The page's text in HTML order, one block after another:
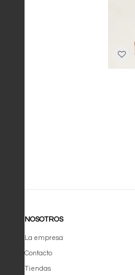
NOSOTROS
La empresa
Contacto
Tiendas